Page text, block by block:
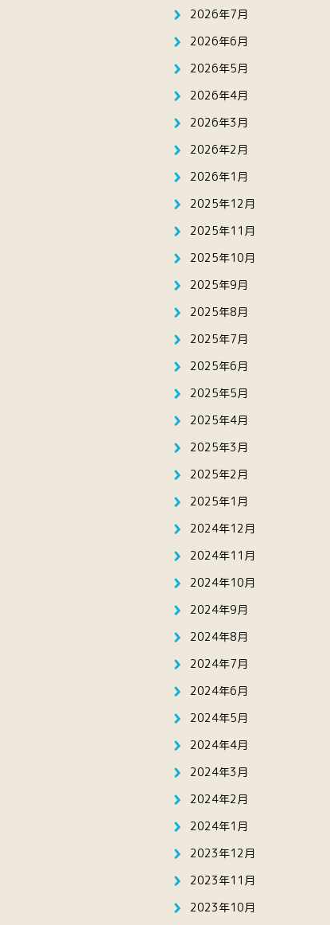
2026年7月
2026年6月
2026年5月
2026年4月
2026年3月
2026年2月
2026年1月
2025年12月
2025年11月
2025年10月
2025年9月
2025年8月
2025年7月
2025年6月
2025年5月
2025年4月
2025年3月
2025年2月
2025年1月
2024年12月
2024年11月
2024年10月
2024年9月
2024年8月
2024年7月
2024年6月
2024年5月
2024年4月
2024年3月
2024年2月
2024年1月
2023年12月
2023年11月
2023年10月